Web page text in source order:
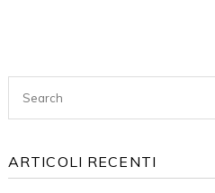
ARTICOLI RECENTI